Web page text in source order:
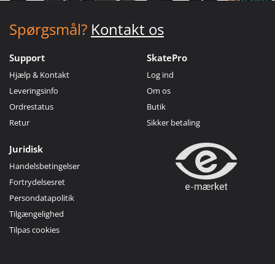
Spørgsmål? Kontakt os
Support
Hjælp & Kontakt
Leveringsinfo
Ordrestatus
Retur
SkatePro
Log ind
Om os
Butik
Sikker betaling
Juridisk
Handelsbetingelser
Fortrydelsesret
Persondatapolitik
Tilgængelighed
Tilpas cookies